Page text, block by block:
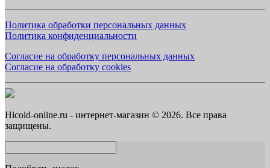
Политика обработки персональных данных
Политика конфиденциальности
Согласие на обработку персональных данных
Согласие на обработку cookies
Hicold-online.ru - интернет-магазин © 2026. Все права
защищены.